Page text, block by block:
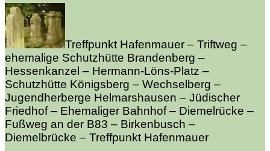
Treffpunkt Hafenmauer – Triftweg –
ehemalige Schutzhütte Brandenberg –
Hessenkanzel – Hermann-Löns-Platz –
Schutzhütte Königsberg – Wechselberg –
Jugendherberge Helmarshausen – Jüdischer
Friedhof – Ehemaliger Bahnhof – Diemelrücke –
Fußweg an der B83 – Birkenbusch –
Diemelbrücke – Treffpunkt Hafenmauer